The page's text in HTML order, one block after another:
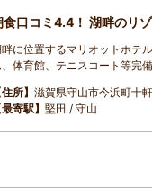
食口コミ4.4！ 湖畔のリ
に位置するマリオットホテ
体育館、テニスコート等完備
所】 滋賀県守山市今浜町十
寄駅】 堅田 / 守山